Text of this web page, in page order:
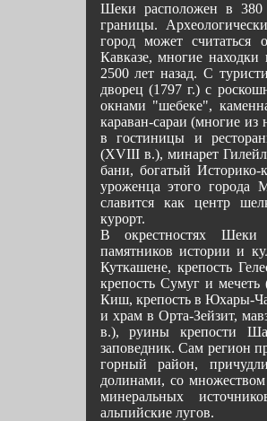
Шеки расположен в 380
границы.
город может
Кавказе, многие находки
2500 лет назад. С
дворец (1797 г.) с
окнами "шебеке",
караван-сараи (многие
в гостиницы и
(XVIII в.), минарет
бани, богатый Историко-
уроженца этого города
славится как центр
курорт.
В окрестностях Шеки
памятников истории и
Куткашене, крепость
крепость Сумуг и
Киш, крепость в Юхары-
и храм в Орта-Зейзит,
в.), руины крепости
заповедник. Сам регион
горный район,
долинами, со
минеральных
альпийские лугов.